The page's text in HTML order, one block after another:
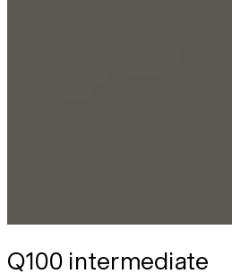
Q100 intermediate